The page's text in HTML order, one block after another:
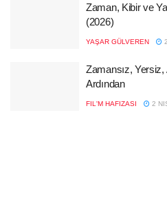
Zaman, Kibir ve
(2026)
YAŞAR GÜLVEREN
Zamansız,
Ardından
FIL'M HAFIZASI 2